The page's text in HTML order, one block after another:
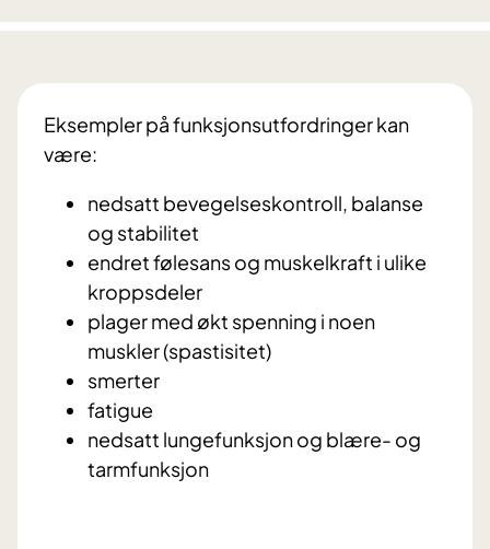
Eksempler på funksjonsutfordringer kan
være:
nedsatt bevegelseskontroll, balanse
og stabilitet
endret følesans og muskelkraft i ulike
kroppsdeler
plager med økt spenning i noen
muskler (spastisitet)
smerter
fatigue
nedsatt lungefunksjon og blære- og
tarmfunksjon